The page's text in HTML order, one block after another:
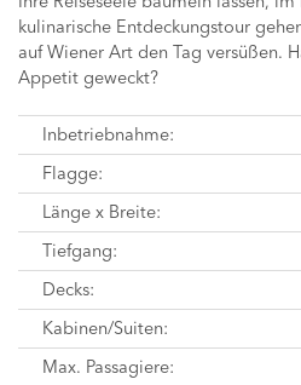
kulinarische Entdeckungstour
auf Wiener Art den Tag versüßen.
Appetit geweckt?
Inbetriebnahme:
Flagge:
Länge x Breite:
Tiefgang:
Decks:
Kabinen/Suiten:
Max. Passagiere: